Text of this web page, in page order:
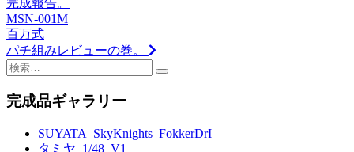
ナ
ビ
ゲ
ー
完成報告。
MSN-001M
百万式
パチ組みレビューの巻。
検
完成品ギャラリー
SUYATA_SkyKnights_FokkerDrI
タミヤ_1/48_V1